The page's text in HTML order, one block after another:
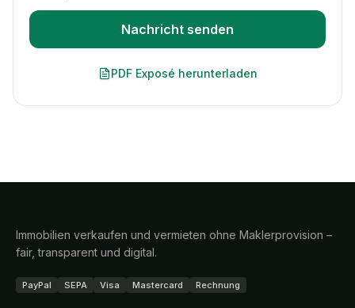
Nachricht senden
PDF Exposé herunterladen
Immobilien verkaufen und vermieten ohne Maklerprovision –
fair, transparent und digital.
PayPal SEPA Visa Mastercard Rechnung